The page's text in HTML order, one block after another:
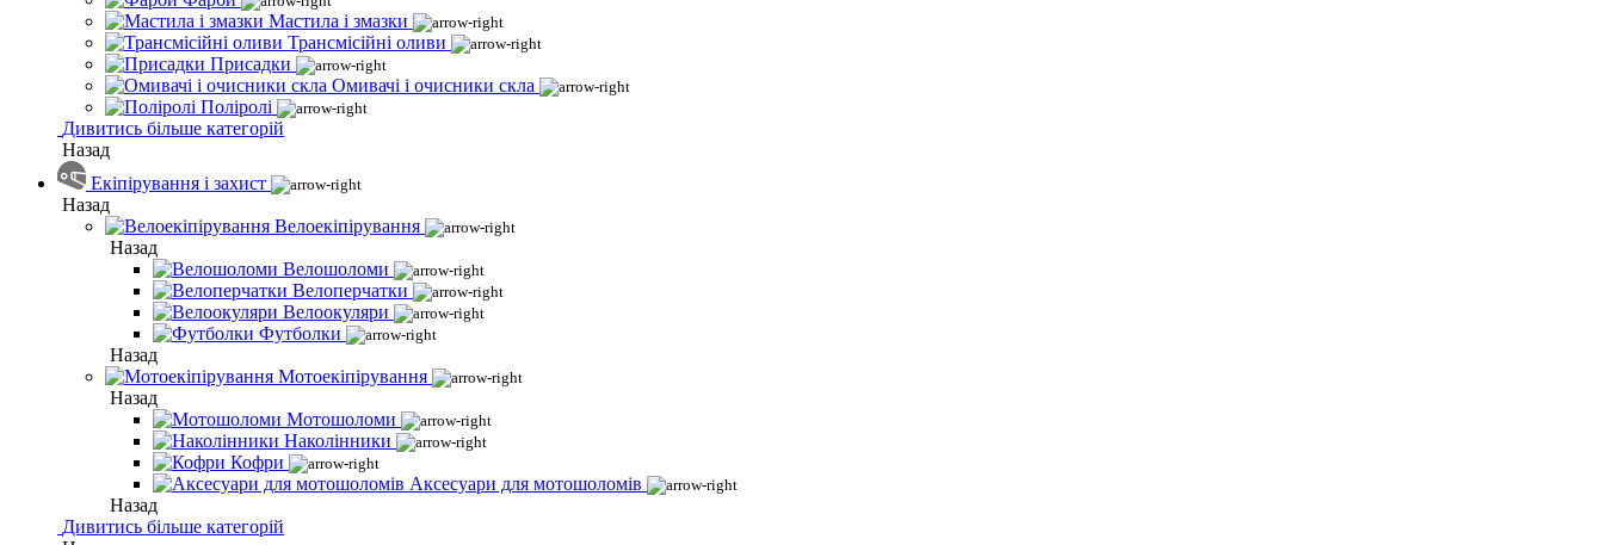
Мастила і змазки
Трансмісійні оливи
Присадки
Омивачі і очисники скла
Поліролі
Дивитись більше категорій
Назад
Екіпірування і захист
Назад
Велоекіпірування
Назад
Велошоломи
Велоперчатки
Велоокуляри
Футболки
Назад
Мотоекіпірування
Назад
Мотошоломи
Наколінники
Кофри
Аксесуари для мотошоломів
Назад
Дивитись більше категорій